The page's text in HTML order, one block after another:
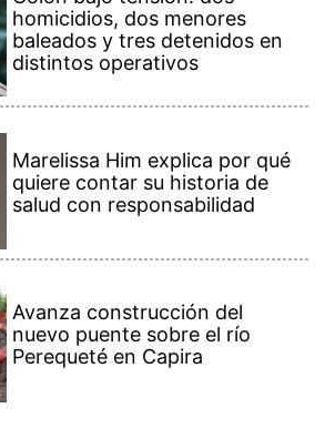
homicidios, dos menores
baleados y tres detenidos en
distintos operativos
Marelissa Him explica por qué
quiere contar su historia de
salud con responsabilidad
Avanza construcción del
nuevo puente sobre el río
Perequeté en Capira